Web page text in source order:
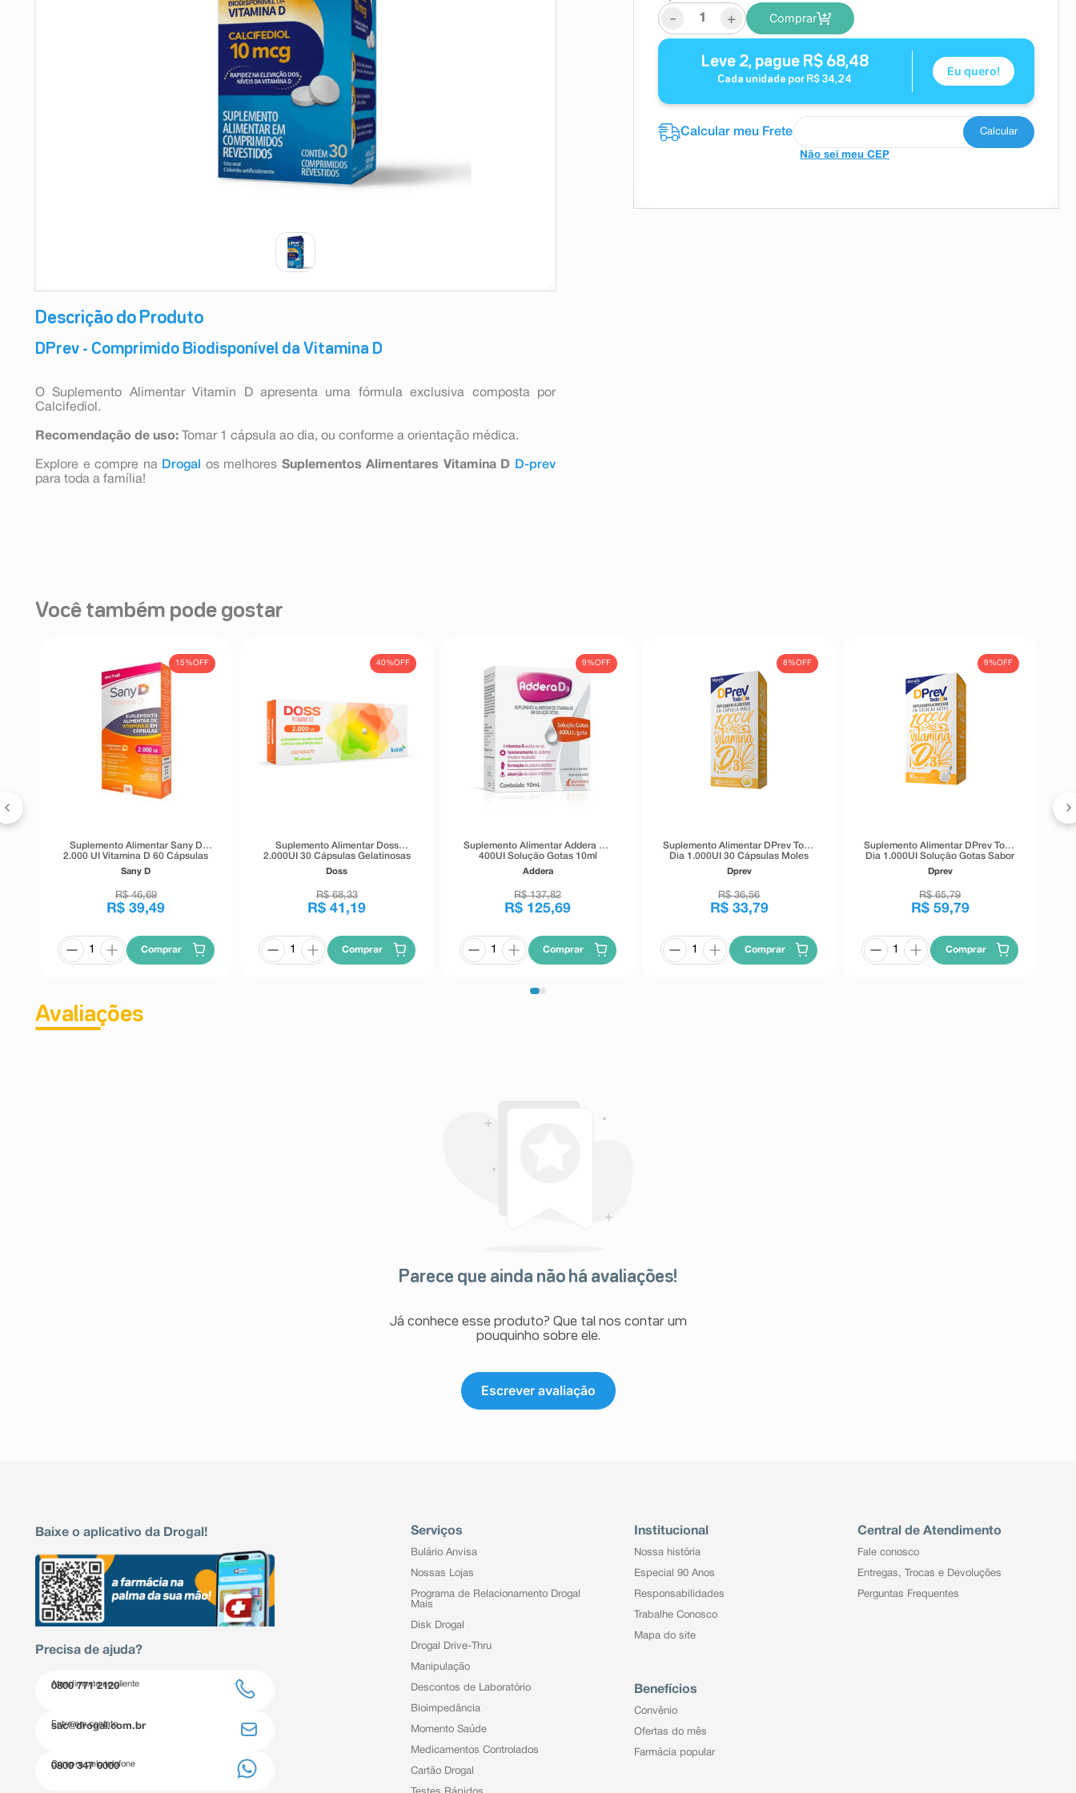
Descrição do Produto
DPrev - Comprimido Biodisponível da Vitamina D
O Suplemento Alimentar Vitamin D apresenta uma fórmula exclusiva composta por
Calcifediol.
Recomendação de uso: Tomar 1 cápsula ao dia, ou conforme a orientação médica.
Explore e compre na Drogal os melhores Suplementos Alimentares Vitamina D
D-prev
para toda a família!
- + Comprar
Leve 2, pague R$ 68,48
Cada unidade por R$ 34,24
Eu quero!
Não sei meu CEP
Você também pode gostar
15%OFF
Suplemento Alimentar Sany D
2.000 UI Vitamina D 60 Cápsulas
Sany D
R$ 46,69
R$ 39,49
Comprar
40%OFF
Suplemento Alimentar Doss
2.000UI 30 Cápsulas Gelatinosas
Moles
Doss
R$ 68,33
R$ 41 ,19
Comprar
9%OFF
Suplemento Alimentar Addera D3
400UI Solução Gotas 10ml
Addera
R$ 137,82
R$ 125,69
Comprar
8%OFF
Suplemento Alimentar DPrev Todo
Dia 1.000UI 30 Cápsulas Moles
Dprev
R$ 36,56
R$ 33,79
Comprar
9%OFF
Suplemento Alimentar DPrev Todo
Dia 1.000UI Solução Gotas Sabor
Frutas 10ml
Dprev
R$ 65,79
R$ 59,79
Comprar
Avaliações
Parece que ainda não há avaliações!
Já conhece esse produto? Que tal nos contar um
pouquinho sobre ele.
Escrever avaliação
Baixe o aplicativo da Drogal!
Precisa de ajuda?
Atendimento ao cliente
0800 771 2120
Entre em contato
sac@drogal.com.br
Compre pelo telefone
0800 347 0000
Serviços
Bulário Anvisa
Nossas Lojas
Programa de Relacionamento Drogal
Mais
Disk Drogal
Drogal Drive-Thru
Manipulação
Descontos de Laboratório
Bioimpedância
Momento Saúde
Medicamentos Controlados
Cartão Drogal
Institucional
Nossa história
Especial 90 Anos
Responsabilidades
Trabalhe Conosco
Mapa do site
Benefícios
Convênio
Ofertas do mês
Farmácia popular
Central de Atendimento
Fale conosco
Entregas, Trocas e Devoluções
Perguntas Frequentes
º teste gravidez
esmalte